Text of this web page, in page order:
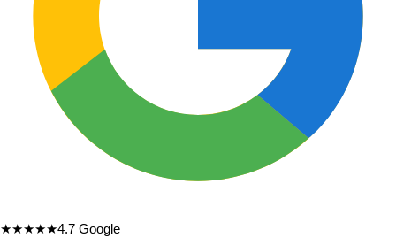
★★★★★4.7 Google